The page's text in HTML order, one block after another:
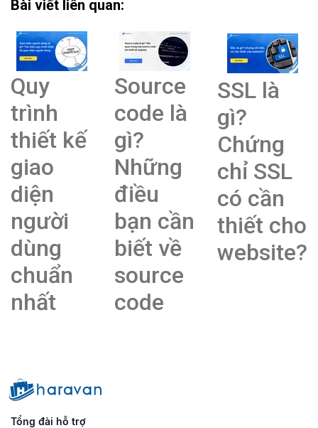
Bài viết liên quan:
Quy
trình
thiết kế
giao
diện
người
dùng
chuẩn
nhất
Source
code là
gì?
Những
điều
bạn cần
biết về
source
code
SSL là
gì?
Chứng
chỉ SSL
có cần
thiết cho
website?
Tổng đài hỗ trợ